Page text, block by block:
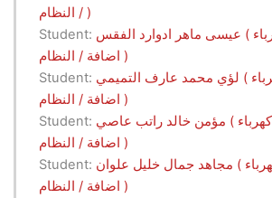
/ النظام )
Student: عيسى ماهر ادوارد الفقس ( كهرباء.S2.2023 -
اضافة / النظام )
Student: لؤي محمد عارف التميمي ( كهرباء.S2.2023 -
اضافة / النظام )
Student: مؤمن خالد راتب عاصي ( كهرباء.S2.2023 -
اضافة / النظام )
Student: مجاهد جمال خليل علوان ( كهرباء.S2.2023 -
اضافة / النظام )